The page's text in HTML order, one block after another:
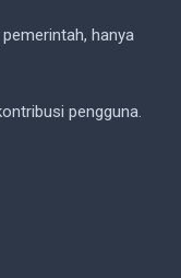
hanya
pengguna.